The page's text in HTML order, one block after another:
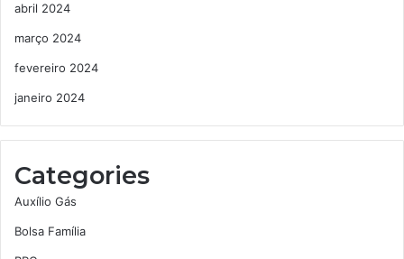
abril 2024
março 2024
fevereiro 2024
janeiro 2024
Categories
Auxílio Gás
Bolsa Família